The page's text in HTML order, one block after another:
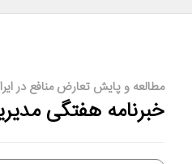
مطالعه و پایش تعارض منافع در
خبرنامه هفتگی